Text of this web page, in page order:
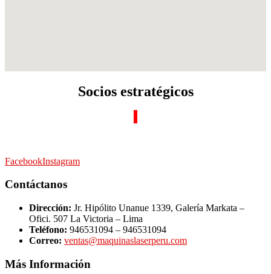
Socios estratégicos
FacebookInstagram
Contáctanos
Dirección: Jr. Hipólito Unanue 1339, Galería Markata –
Ofici. 507 La Victoria – Lima
Teléfono: 946531094 – 946531094
Correo: ventas@maquinaslaserperu.com
Más Información